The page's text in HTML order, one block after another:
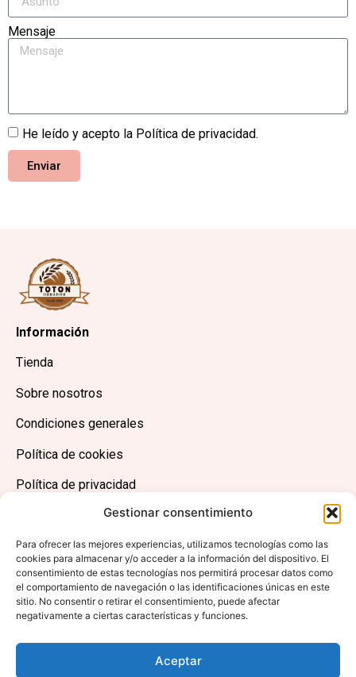
Gestionar consentimiento
Para ofrecer las mejores experiencias, utilizamos tecnologías como las
cookies para almacenar y/o acceder a la información del dispositivo. El
consentimiento de estas tecnologías nos permitirá procesar datos como
el comportamiento de navegación o las identificaciones únicas en este
sitio. No consentir o retirar el consentimiento, puede afectar
negativamente a ciertas características y funciones.
Aceptar
Mensaje
He leído y acepto la Política de privacidad.
Enviar
Información
Tienda
Sobre nosotros
Condiciones generales
Política de cookies
Política de privacidad
Contacto
Av. de la Ilustración, 11, 11407 Jerez de la Frontera,
Cádiz
956814700